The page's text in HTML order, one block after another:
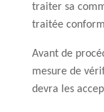
traiter sa
traitée
Avant de
mesure de
devra les